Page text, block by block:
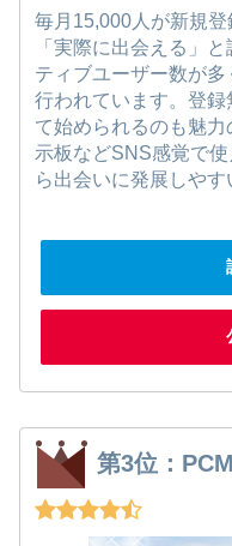
毎月15,000人が新規
「実際に出会える」
ティブユーザー数が
行われています。登
て始められるのも魅
示板などSNS感覚で
ら出会いに発展しやす
第3位：